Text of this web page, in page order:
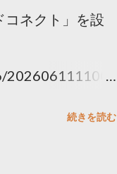
コネクト」を設
202606111100.
続きを読む